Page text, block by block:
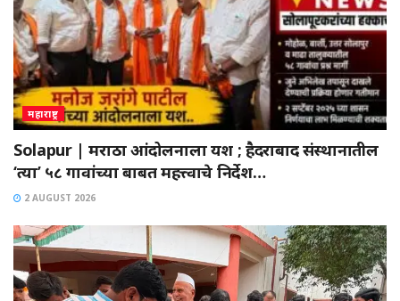
महाराष्ट्र
Solapur | मराठा आंदोलनाला यश ; हैदराबाद संस्थानातील
‘त्या’ ५८ गावांच्या बाबत महत्त्वाचे निर्देश…
2 AUGUST 2026